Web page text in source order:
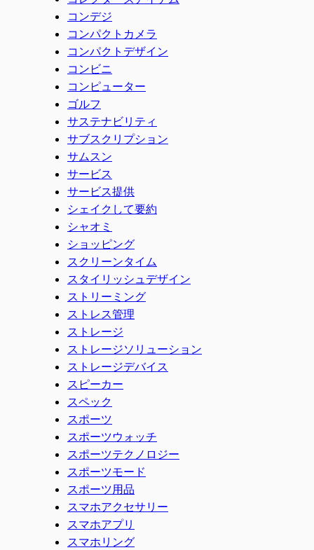
コンデジ
コンパクトカメラ
コンパクトデザイン
コンビニ
コンピューター
ゴルフ
サステナビリティ
サブスクリプション
サムスン
サービス
サービス提供
シェイクして要約
シャオミ
ショッピング
スクリーンタイム
スタイリッシュデザイン
ストリーミング
ストレス管理
ストレージ
ストレージソリューション
ストレージデバイス
スピーカー
スペック
スポーツ
スポーツウォッチ
スポーツテクノロジー
スポーツモード
スポーツ用品
スマホアクセサリー
スマホアプリ
スマホリング